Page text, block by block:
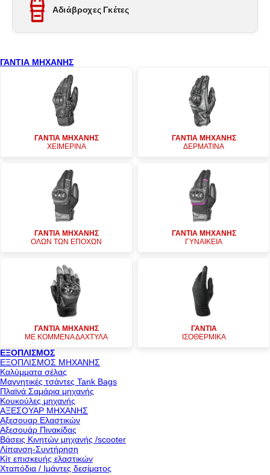
Αδιάβροχες Γκέτες
ΓΑΝΤΙΑ ΜΗΧΑΝΗΣ
ΓΑΝΤΙΑ ΜΗΧΑΝΗΣ
ΧΕΙΜΕΡΙΝΑ
ΓΑΝΤΙΑ ΜΗΧΑΝΗΣ
ΔΕΡΜΑΤΙΝΑ
ΓΑΝΤΙΑ ΜΗΧΑΝΗΣ
ΟΛΩΝ ΤΩΝ ΕΠΟΧΩΝ
ΓΑΝΤΙΑ ΜΗΧΑΝΗΣ
ΓΥΝΑΙΚΕΙΑ
ΓΑΝΤΙΑ ΜΗΧΑΝΗΣ
ΜΕ ΚΟΜΜΕΝΑ ΔΑΧΤΥΛΑ
ΓΑΝΤΙΑ
ΙΣΟΘΕΡΜΙΚΑ
ΕΞΟΠΛΙΣΜΟΣ
ΕΞΟΠΛΙΣΜΟΣ ΜΗΧΑΝΗΣ
Καλύμματα σέλας
Μαγνητικές τσάντες Tank Bags
Πλαϊνά Σαμάρια μηχανής
Κουκούλες μηχανής
ΑΞΕΣΟΥΑΡ ΜΗΧΑΝΗΣ
Αξεσουαρ Ελαστικών
Αξεσουάρ Πινακίδας
Βάσεις Κινητών μηχανής /scooter
Λίπανση-Συντήρηση
Κίτ επισκευής ελαστικών
Χταπόδια / Ιμάντες δεσίματος